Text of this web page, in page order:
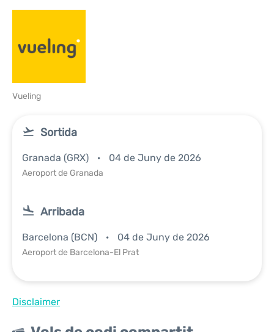
Vueling
Sortida
Granada (GRX) 04 de Juny de 2026
Aeroport de Granada
Arribada
Barcelona (BCN) 04 de Juny de 2026
Aeroport de Barcelona-El Prat
Disclaimer